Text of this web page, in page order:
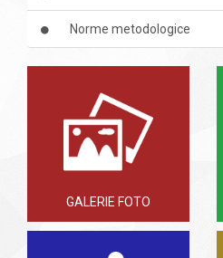
Norme metodologice
GALERIE FOTO